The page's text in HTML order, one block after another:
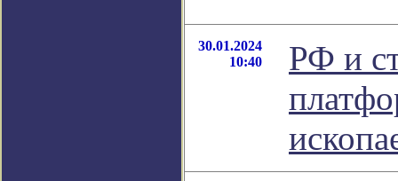
30.01.2024
10:40
РФ и